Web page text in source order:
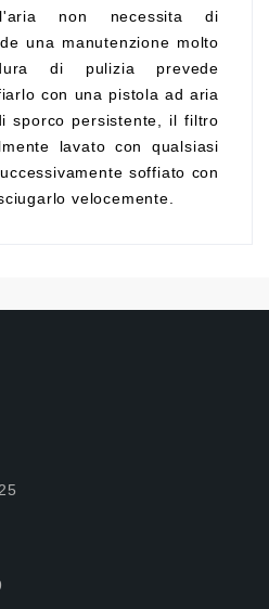
non necessita di
una manutenzione molto
di pulizia prevede
con una pistola ad aria
sporco persistente, il filtro
lavato con qualsiasi
soffiato con
velocemente.